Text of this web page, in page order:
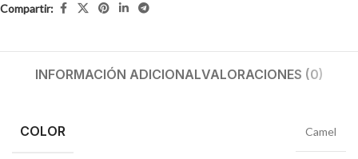
Compartir:
INFORMACIÓN ADICIONALVALORACIONES (0)
COLOR Camel